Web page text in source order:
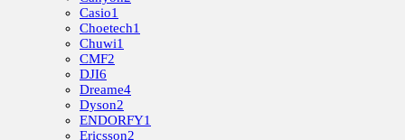
Casio1
Choetech1
Chuwi1
CMF2
DJI6
Dreame4
Dyson2
ENDORFY1
Ericsson2